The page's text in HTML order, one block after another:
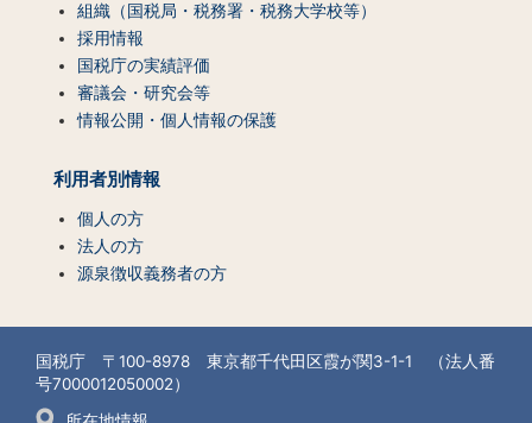
組織（国税局・税務署・税務大学校等）
採用情報
国税庁の実績評価
審議会・研究会等
情報公開・個人情報の保護
利用者別情報
個人の方
法人の方
源泉徴収義務者の方
国税庁 〒100-8978 東京都千代田区霞が関3-1-1 （法人番
号7000012050002）